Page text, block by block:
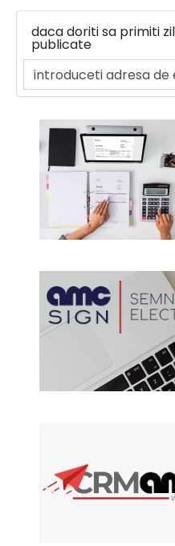
daca doriti sa primiti
publicate